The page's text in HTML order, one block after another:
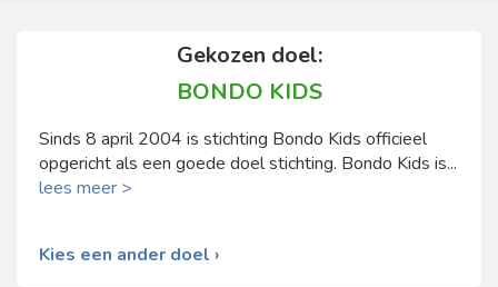
Gekozen doel:
BONDO KIDS
Sinds 8 april 2004 is stichting Bondo Kids officieel
opgericht als een goede doel stichting. Bondo Kids is...
lees meer >
Kies een ander doel ›